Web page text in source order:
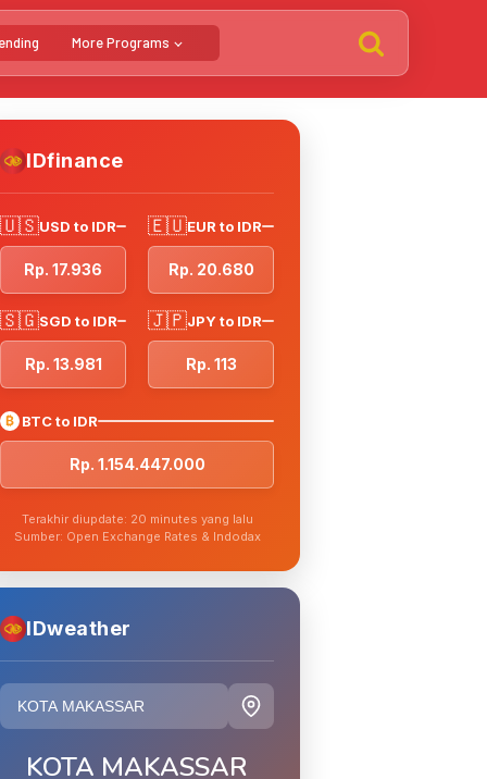
More Programs
IDfinance
🇺🇸USD to IDR
Rp. 17.936
🇪🇺EUR to IDR
Rp. 20.680
🇸🇬SGD to IDR
Rp. 13.981
🇯🇵JPY to IDR
Rp. 113
₿ BTC to IDR
Rp. 1.154.447.000
Terakhir diupdate: 20 minutes yang lalu
Sumber: Open Exchange Rates & Indodax
IDweather
KOTA MAKASSAR